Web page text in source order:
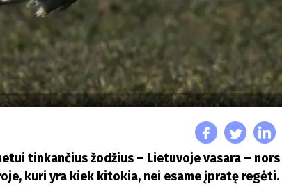
tinkančius žodžius – Lietuvoje vasara –
kuri yra kiek kitokia, nei esame įpratę regėti.